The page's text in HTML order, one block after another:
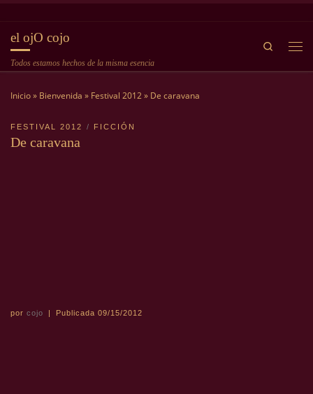
el ojO cojo
Todos estamos hechos de la misma esencia
Search
Inicio» Bienvenida » Festival 2012» De caravana
FESTIVAL 2012 FICCIÓN
De caravana
por cojo | Publicada 09/15/2012